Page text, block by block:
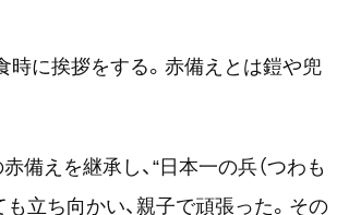
時に挨拶をする。赤備えとは鎧や兜
備えを継承し、“日本一の兵（つわも
立ち向かい、親子で頑張った。その